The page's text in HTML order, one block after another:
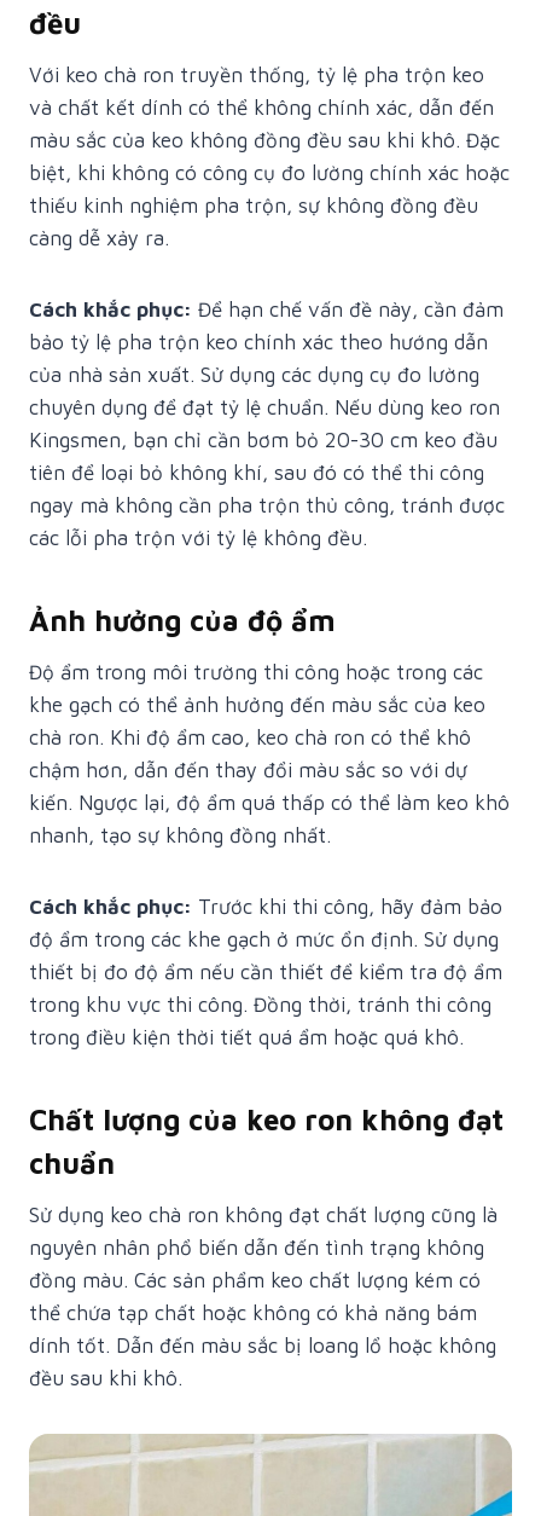
đều
Với keo chà ron truyền thống, tỷ lệ pha trộn keo
và chất kết dính có thể không chính xác, dẫn đến
màu sắc của keo không đồng đều sau khi khô. Đặc
biệt, khi không có công cụ đo lường chính xác hoặc
thiếu kinh nghiệm pha trộn, sự không đồng đều
càng dễ xảy ra.
Cách khắc phục: Để hạn chế vấn đề này, cần đảm
bảo tỷ lệ pha trộn keo chính xác theo hướng dẫn
của nhà sản xuất. Sử dụng các dụng cụ đo lường
chuyên dụng để đạt tỷ lệ chuẩn. Nếu dùng keo ron
Kingsmen, bạn chỉ cần bơm bỏ 20-30 cm keo đầu
tiên để loại bỏ không khí, sau đó có thể thi công
ngay mà không cần pha trộn thủ công, tránh được
các lỗi pha trộn với tỷ lệ không đều.
Ảnh hưởng của độ ẩm
Độ ẩm trong môi trường thi công hoặc trong các
khe gạch có thể ảnh hưởng đến màu sắc của keo
chà ron. Khi độ ẩm cao, keo chà ron có thể khô
chậm hơn, dẫn đến thay đổi màu sắc so với dự
kiến. Ngược lại, độ ẩm quá thấp có thể làm keo khô
nhanh, tạo sự không đồng nhất.
Cách khắc phục: Trước khi thi công, hãy đảm bảo
độ ẩm trong các khe gạch ở mức ổn định. Sử dụng
thiết bị đo độ ẩm nếu cần thiết để kiểm tra độ ẩm
trong khu vực thi công. Đồng thời, tránh thi công
trong điều kiện thời tiết quá ẩm hoặc quá khô.
Chất lượng của keo ron không đạt
chuẩn
Sử dụng keo chà ron không đạt chất lượng cũng là
nguyên nhân phổ biến dẫn đến tình trạng không
đồng màu. Các sản phẩm keo chất lượng kém có
thể chứa tạp chất hoặc không có khả năng bám
dính tốt. Dẫn đến màu sắc bị loang lổ hoặc không
đều sau khi khô.